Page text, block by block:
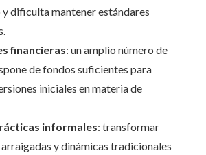
dificulta mantener estándares
financieras: un amplio número de
de fondos suficientes para
iniciales en materia de
informales: transformar
y dinámicas tradicionales